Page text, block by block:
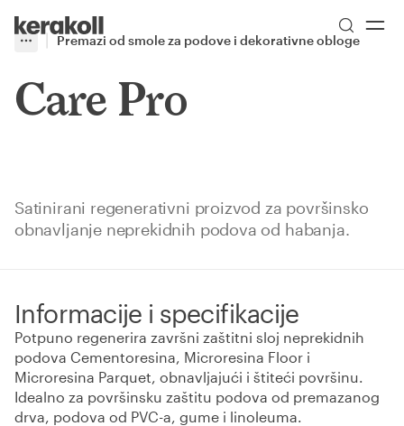
Go to Homepage
More
Toggle menu
Premazi od smole za podove i dekorativne obloge
Care Pro
Satinirani regenerativni proizvod za površinsko
obnavljanje neprekidnih podova od habanja.
Informacije i specifikacije
Potpuno regenerira završni zaštitni sloj neprekidnih
podova Cementoresina, Microresina Floor i
Microresina Parquet, obnavljajući i štiteći površinu.
Idealno za površinsku zaštitu podova od premazanog
drva, podova od PVC-a, gume i linoleuma.